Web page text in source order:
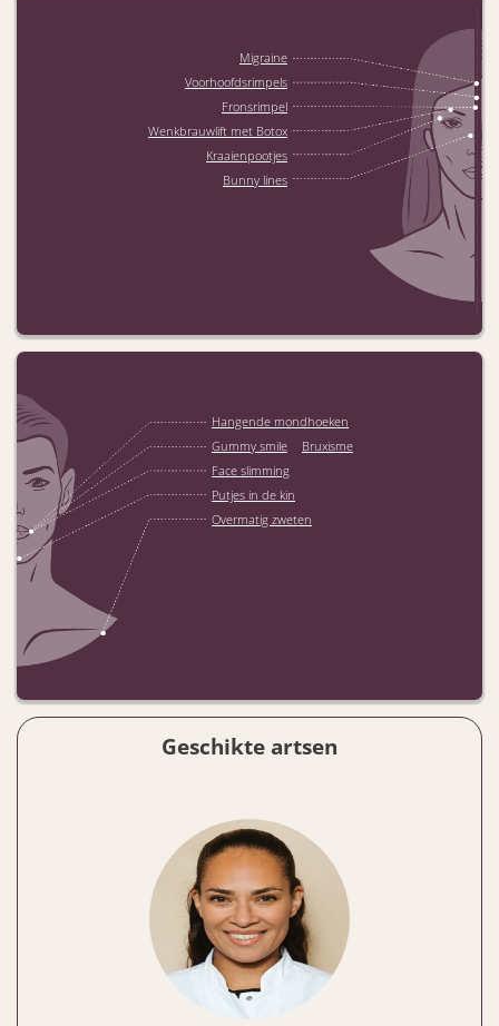
Migraine
Voorhoofdsrimpels
Fronsrimpel
Wenkbrauwlift met Botox
Kraaienpootjes
Bunny lines
Hangende mondhoeken
Gummy smile
Bruxisme
Face slimming
Putjes in de kin
Overmatig zweten
Geschikte artsen